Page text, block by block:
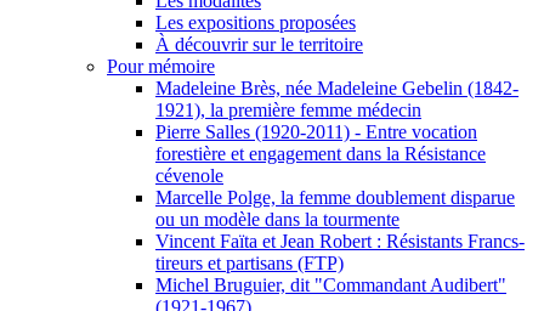
Les expositions proposées
À découvrir sur le territoire
Pour mémoire
Madeleine Brès, née Madeleine Gebelin (1842-
1921), la première femme médecin
Pierre Salles (1920-2011) - Entre vocation
forestière et engagement dans la Résistance
cévenole
Marcelle Polge, la femme doublement disparue
ou un modèle dans la tourmente
Vincent Faïta et Jean Robert : Résistants Francs-
tireurs et partisans (FTP)
Michel Bruguier, dit "Commandant Audibert"
(1921-1967)